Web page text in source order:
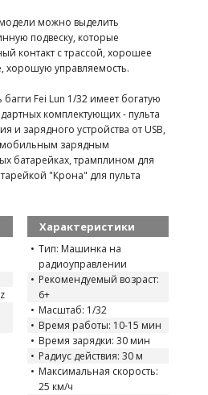
можно выделить
подвеску, которые
контакт с трассой, хорошее
хорошую управляемость.
Fei Lun 1/32 имеет богатую
комплектующих - пульта
и зарядного устройства от USB,
зарядным
батарейках, трамплином для
"Крона" для пульта
Характеристики
Тип: Машинка на
радиоуправлении
Рекомендуемый возраст:
6+
Масштаб: 1/32
Время работы: 10-15 мин
Время зарядки: 30 мин
Радиус действия: 30 м
Максимальная скорость:
25 км/ч